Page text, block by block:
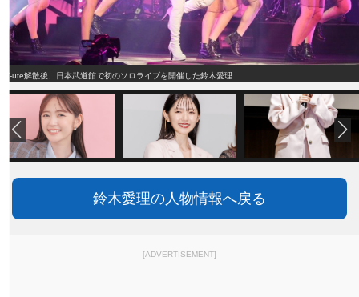
℃-ute解散後、日本武道館で初のソロライブを開催した鈴木愛理
鈴木愛理の人物情報へ戻る
[ADVERTISEMENT]